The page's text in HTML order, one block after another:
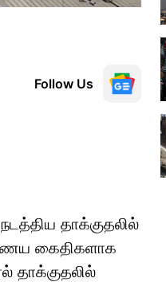
Follow Us
தாக்குதலில்
கைதிகளாக
தாக்குதலில்